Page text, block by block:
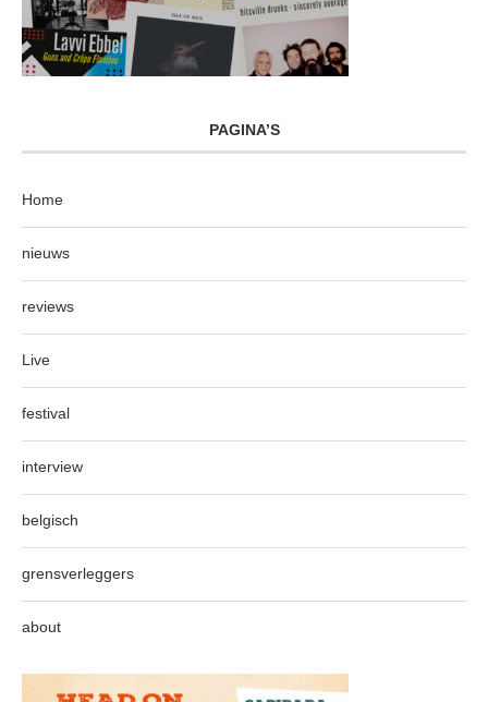
PAGINA’S
Home
nieuws
reviews
Live
festival
interview
belgisch
grensverleggers
about